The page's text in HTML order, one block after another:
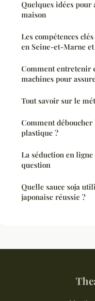
Quelques idées
maison
Les compétences
en Seine-et-Marne
Comment entretenir
machines pour
Tout savoir sur le
Comment déboucher
plastique ?
La séduction en
question
Quelle sauce soja
japonaise réussie ?